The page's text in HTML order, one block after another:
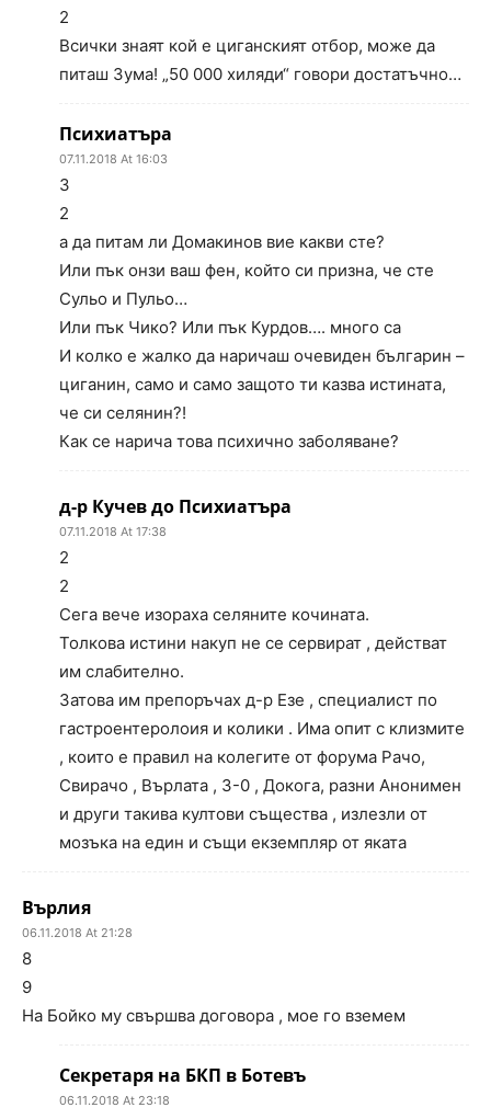
2
Всички знаят кой е циганският отбор, може да
питаш Зума! „50 000 хиляди“ говори достатъчно…
Психиатъра
07.11.2018 At 16:03
3
2
а да питам ли Домакинов вие какви сте?
Или пък онзи ваш фен, който си призна, че сте
Сульо и Пульо…
Или пък Чико? Или пък Курдов…. много са
И колко е жалко да наричаш очевиден българин –
циганин, само и само защото ти казва истината,
че си селянин?!
Как се нарича това психично заболяване?
д-р Кучев до Психиатъра
07.11.2018 At 17:38
2
2
Сега вече изораха селяните кочината.
Толкова истини накуп не се сервират , действат
им слабително.
Затова им препоръчах д-р Езе , специалист по
гастроентеролоия и колики . Има опит с клизмите
, които е правил на колегите от форума Рачо,
Свирачо , Върлата , 3-0 , Докога, разни Анонимен
и други такива култови същества , излезли от
мозъка на един и същи екземпляр от яката
Върлия
06.11.2018 At 21:28
8
9
На Бойко му свършва договора , мое го вземем
Секретаря на БКП в Ботевъ
06.11.2018 At 23:18